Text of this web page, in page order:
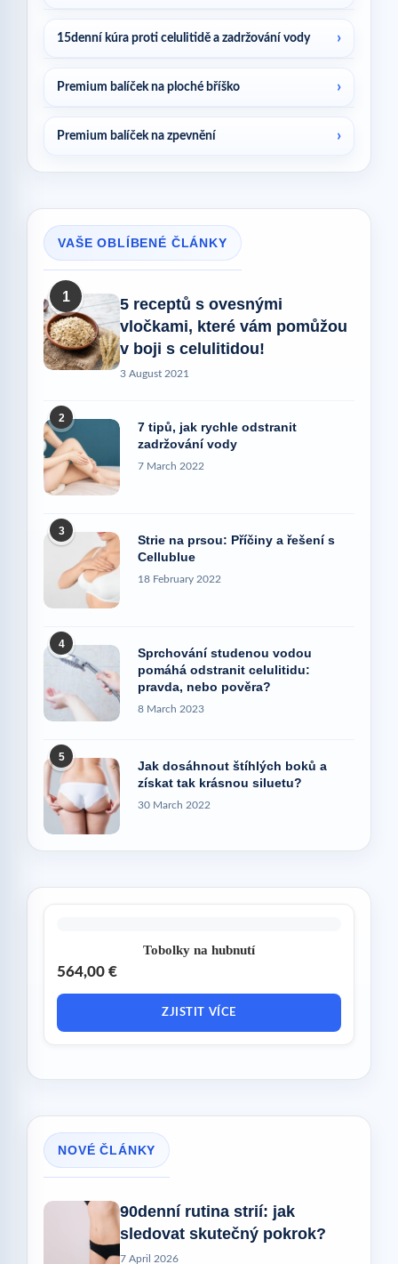
15denní kúra proti celulitidě a zadržování vody
Premium balíček na ploché bříško
Premium balíček na zpevnění
VAŠE OBLÍBENÉ ČLÁNKY
1
5 receptů s ovesnými
vločkami, které vám pomůžou
v boji s celulitidou!
3 August 2021
2
7 tipů, jak rychle odstranit
zadržování vody
7 March 2022
3
Strie na prsou: Příčiny a řešení s
Cellublue
18 February 2022
4
Sprchování studenou vodou
pomáhá odstranit celulitidu:
pravda, nebo pověra?
8 March 2023
5
Jak dosáhnout štíhlých boků a
získat tak krásnou siluetu?
30 March 2022
Tobolky na hubnutí
564,00 €
ZJISTIT VÍCE
NOVÉ ČLÁNKY
90denní rutina strií: jak
sledovat skutečný pokrok?
7 April 2026